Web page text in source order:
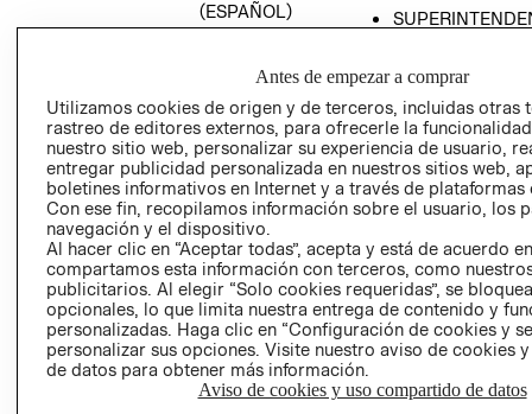
(ESPAÑOL)
TRANSPARENCIA
PETICIONES
QUEJAS Y
RECLAMOS
Colombia ($)
CAMBIAR REGIÓN
Antes de empezar a comprar
Utilizamos cookies de origen y de terceros, incluidas otras
rastreo de editores externos, para ofrecerle la
nuestro sitio web, personalizar su experiencia de usuario,
entregar publicidad personalizada en nuestros sitios web,
boletines informativos en Internet y a través de plataformas
Con ese fin, recopilamos información sobre el usuario, los
navegación y el dispositivo.
Al hacer clic en “Aceptar todas”, acepta y está de acuerdo
compartamos esta información con terceros, como
publicitarios. Al elegir “Solo cookies requeridas”, se
opcionales, lo que limita nuestra entrega de contenido y
personalizadas. Haga clic en “Configuración de cookies y
personalizar sus opciones. Visite nuestro aviso de cookies
de datos para obtener más información.
Aviso de cookies y uso compartido de datos